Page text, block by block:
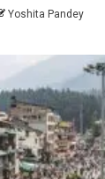
Yoshita Pandey